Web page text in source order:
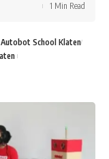
Autobot School Klaten
1 Min Read